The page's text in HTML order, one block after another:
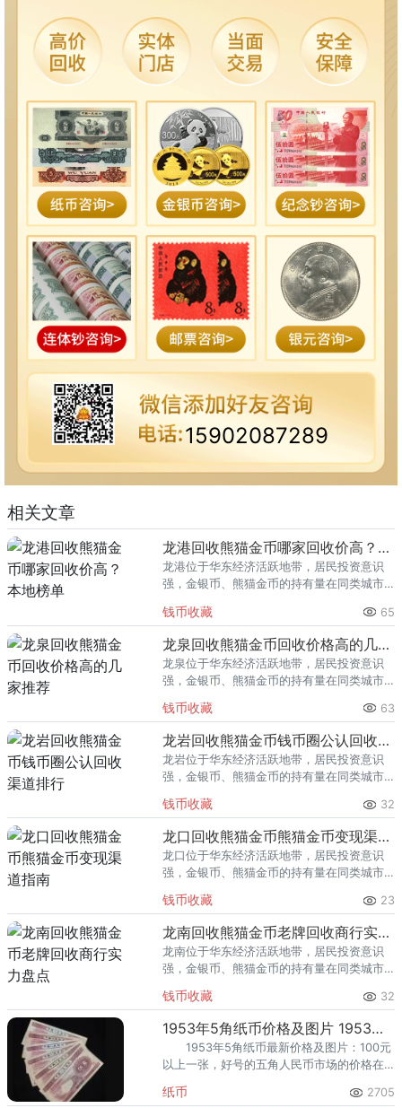
15902087289
相关文章
龙港回收熊猫金币哪家回收价高？本地榜单
龙港位于华东经济活跃地带，居民投资意识
强，金银币、熊猫金币的持有量在同类城市
熊猫金币的需求就明显升温，但鱼龙混杂的
回收渠道里，能精准识别版别溢
钱币收藏 65
龙泉回收熊猫金币回收价格高的几家推荐
龙泉位于华东经济活跃地带，居民投资意识
强，金银币、熊猫金币的持有量在同类城市
熊猫金币的需求就明显升温，但鱼龙混杂的
回收渠道里，能精准识别版别溢
钱币收藏 63
龙岩回收熊猫金币钱币圈公认回收渠道排行
龙岩位于华东经济活跃地带，居民投资意识
强，金银币、熊猫金币的持有量在同类城市
熊猫金币的需求就明显升温，但鱼龙混杂的
回收渠道里，能精准识别版别溢
钱币收藏 32
龙口回收熊猫金币熊猫金币变现渠道指南
龙口位于华东经济活跃地带，居民投资意识
强，金银币、熊猫金币的持有量在同类城市
熊猫金币的需求就明显升温，但鱼龙混杂的
回收渠道里，能精准识别版别溢
钱币收藏 23
龙南回收熊猫金币老牌回收商行实力盘点
龙南位于华东经济活跃地带，居民投资意识
强，金银币、熊猫金币的持有量在同类城市
熊猫金币的需求就明显升温，但鱼龙混杂的
回收渠道里，能精准识别版别溢
钱币收藏 32
1953年5角纸币价格及图片 1953年5角旧纸币价格
1953年5角纸币最新价格及图片：100元
以上一张，好号的五角人民币市场的价格在
上涨，有人出水坝五角好品6张，价格966
纸币 2705